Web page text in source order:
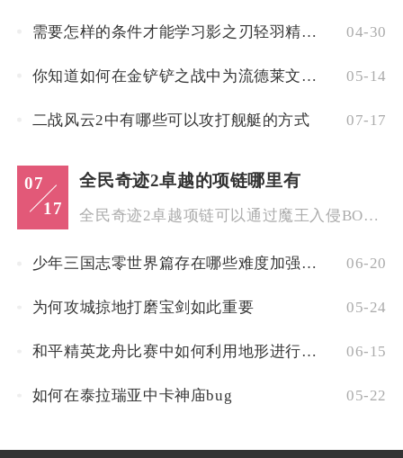
需要怎样的条件才能学习影之刃轻羽精研技能 04-30
你知道如何在金铲铲之战中为流德莱文选择最佳的装备组合吗 05-14
二战风云2中有哪些可以攻打舰艇的方式 07-17
07
17
全民奇迹2卓越的项链哪里有
全民奇迹2卓越项链可以通过魔王入侵BOSS挑战、高阶野外首领...
少年三国志零世界篇存在哪些难度加强的关卡 06-20
为何攻城掠地打磨宝剑如此重要 05-24
和平精英龙舟比赛中如何利用地形进行优势攻击 06-15
如何在泰拉瑞亚中卡神庙bug 05-22